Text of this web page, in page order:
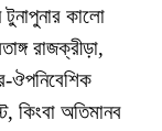
টুনাপুনার কালো
রাজক্রীড়া,
ঔপনিবেশিক
কিংবা অতিমানব